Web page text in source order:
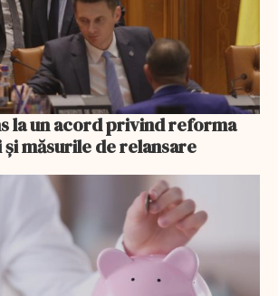
la un acord privind reforma
măsurile de relansare